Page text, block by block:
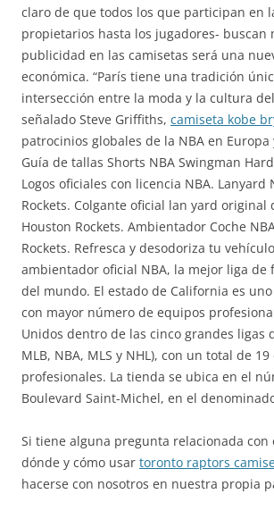
claro de que todos los que participan en
propietarios hasta los jugadores- buscan
publicidad en las camisetas será una
económica. “París tiene una tradición
intersección entre la moda y la cultura
señalado Steve Griffiths, camiseta kobe
patrocinios globales de la NBA en
Guía de tallas Shorts NBA Swingman
Logos oficiales con licencia NBA. Lanyard
Rockets. Colgante oficial lan yard original
Houston Rockets. Ambientador Coche
Rockets. Refresca y desodoriza tu
ambientador oficial NBA, la mejor liga de
del mundo. El estado de California es
con mayor número de equipos
Unidos dentro de las cinco grandes ligas
MLB, NBA, MLS y NHL), con un total de
profesionales. La tienda se ubica en el
Boulevard Saint-Michel, en el
Si tiene alguna pregunta relacionada con
dónde y cómo usar toronto raptors
hacerse con nosotros en nuestra propia